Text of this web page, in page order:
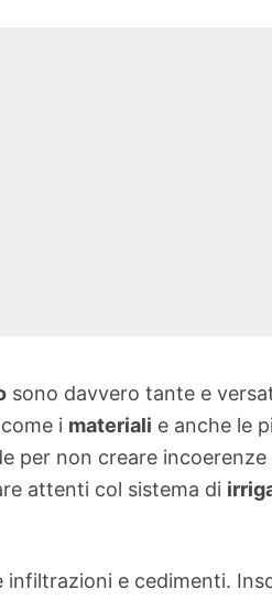
sono davvero tante e
i materiali e anche le
per non creare
attenti col sistema di
e cedimenti.